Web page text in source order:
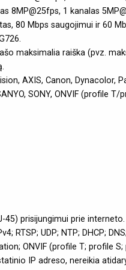
8MP@25fps, 1 kanalas
80 Mbps saugojimui ir 60
maksimalia raiška (pvz.
AXIS, Canon, Dynacolor,
SONY, ONVIF (profile
45) prisijungimui prie interneto.
RTSP; UDP; NTP; DHCP;
ONVIF (profile T; profile S;
IP adreso, nereikia